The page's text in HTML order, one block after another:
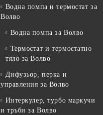
Водна помпа и термостат за
Волво
Водна помпа за Волво
Термостат и термостатно
тяло за Волво
Дифузьор, перка и
управления за Волво
Интеркулер, турбо маркучи
и тръби за Волво